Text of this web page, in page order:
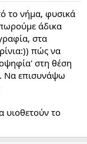
το νήμα, φυσικά
άδικα
στα
πώς να
στη θέση
Να επισυνάψω
υιοθετούν το